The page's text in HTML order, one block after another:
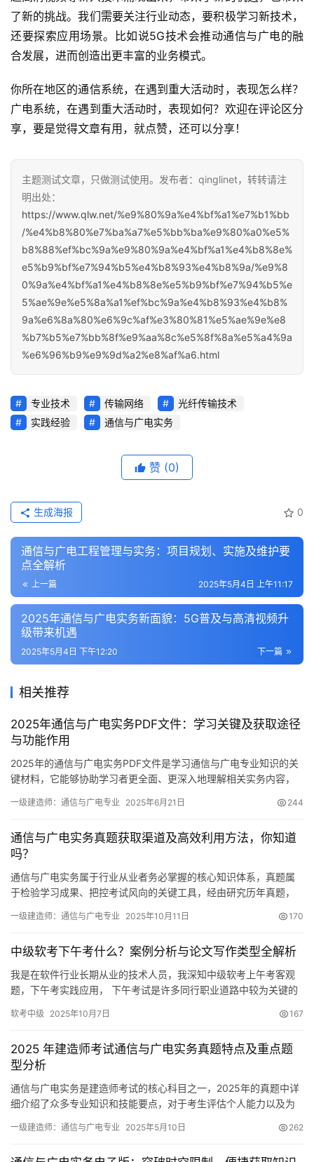
了新的挑战。我们需要关注行业动态，要积极学习新技术，
还要探索应用场景。比如说5G技术会推动通信与广电的融
合发展，进而创造出更丰富的业务模式。
你所在地区的通信系统，在遇到重大活动时，表现怎么样？
广电系统，在遇到重大活动时，表现如何？欢迎在评论区分
享，要是觉得文章有用，就点赞，还可以分享！
主题测试文章，只做测试使用。发布者：qinglinet，转转请注
明出处：
https://www.qlw.net/%e9%80%9a%e4%bf%a1%e7%b1%bb
/%e4%b8%80%e7%ba%a7%e5%bb%ba%e9%80%a0%e5%
b8%88%ef%bc%9a%e9%80%9a%e4%bf%a1%e4%b8%8e%
e5%b9%bf%e7%94%b5%e4%b8%93%e4%b8%9a/%e9%8
0%9a%e4%bf%a1%e4%b8%8e%e5%b9%bf%e7%94%b5%e
5%ae%9e%e5%8a%a1%ef%bc%9a%e4%b8%93%e4%b8%
9a%e6%8a%80%e6%9c%af%e3%80%81%e5%ae%9e%e8
%b7%b5%e7%bb%8f%e9%aa%8c%e5%8f%8a%e5%a4%9a
%e6%96%b9%e9%9d%a2%e8%af%a6.html
专业技术 传输网络
光纤传输技术
实践经验
通信与广电实务
赞 (0)
0
生成海报
通信与广电工程管理与实务：项目规划、实施及维护要
点全解析
上一篇 2025年5月4日 上午11:17
2025年通信与广电实务新面貌：5G普及与高清视频升
级带来机遇
下一篇
2025年5月4日 下午12:20
相关推荐
2025年通信与广电实务PDF文件：学习关键及获取途径
与功能作用
2025年的通信与广电实务PDF文件是学习通信与广电专业知识的关
键材料，它能够协助学习者更全面、更深入地理解相关实务内容，
一级建造师：通信与广电专业 2025年6月21日 244
通信与广电实务真题获取渠道及高效利用方法，你知道
吗？
通信与广电实务属于行业从业者务必掌握的核心知识体系，真题属
于检验学习成果、把控考试风向的关键工具，经由研究历年真题，
路
一级建造师：通信与广电专业 2025年10月11日 170
中级软考下午考什么？案例分析与论文写作类型全解析
我是在软件行业长期从业的技术人员，我深知中级软考上午考客观
题，下午考实践应用， 下午考试是许多同行职业道路中较为关键的
软考中级 2025年10月7日 167
2025 年建造师考试通信与广电实务真题特点及重点题
型分析
通信与广电实务是建造师考试的核心科目之一，2025年的真题中详
细介绍了众多专业知识和技能要点，对于考生评估个人能力以及为
一级建造师：通信与广电专业 2025年5月10日 262